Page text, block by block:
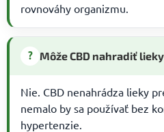
rovnováhy organizmu.
? Môže CBD nahradiť
Nie. CBD nenahrádza lieky
nemalo by sa používať bez
hypertenzie.